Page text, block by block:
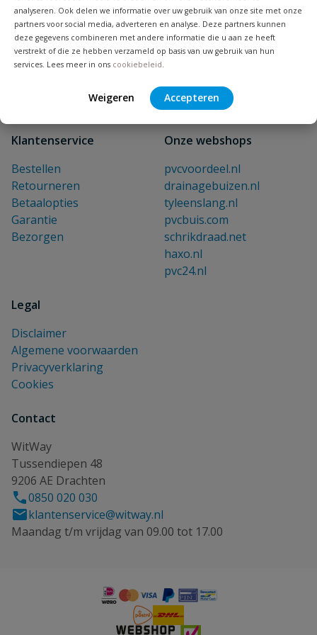
analyseren. Ook delen we informatie over uw gebruik van onze site met onze
partners voor social media, adverteren en analyse. Deze partners kunnen
deze gegevens combineren met andere informatie die u aan ze heeft
verstrekt of die ze hebben verzameld op basis van uw gebruik van hun
services. Lees meer in ons cookiebeleid.
Weigeren Accepteren
E-mailadres
Inschrijven
Klantenservice
Bestellen
Retourneren
Betaalopties
Garantie
Bezorgen
Onze webshops
pvcvoordeel.nl
drainagebuizen.nl
tyleenslang.nl
pvcbuis.com
schrikdraad.net
haxo.nl
pvc24.nl
Legal
Disclaimer
Algemene voorwaarden
Privacyverklaring
Cookies
Contact
WitWay
Tussendiepen 48
9206 AE Drachten
0850 020 030
klantenservice@witway.nl
Maandag t/m vrijdag van 09.00 tot 17.00